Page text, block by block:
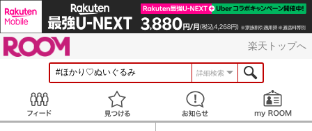
楽天トップへ
詳細検索
見つける お知らせ